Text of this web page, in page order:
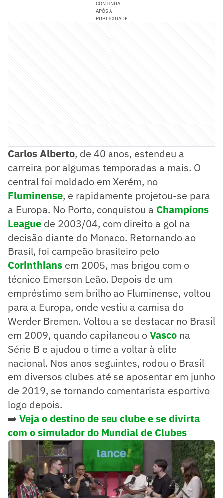
CONTINUA
APÓS A
PUBLICIDADE
Carlos Alberto, de 40 anos, estendeu a
carreira por algumas temporadas a mais. O
central foi moldado em Xerém, no
Fluminense, e rapidamente projetou-se para
a Europa. No Porto, conquistou a Champions
League de 2003/04, com direito a gol na
decisão diante do Monaco. Retornando ao
Brasil, foi campeão brasileiro pelo
Corinthians em 2005, mas brigou com o
técnico Emerson Leão. Depois de um
empréstimo sem brilho ao Fluminense, voltou
para a Europa, onde vestiu a camisa do
Werder Bremen. Voltou a se destacar no Brasil
em 2009, quando capitaneou oVasco na
Série B e ajudou o time a voltar à elite
nacional. Nos anos seguintes, rodou o Brasil
em diversos clubes até se aposentar em junho
de 2019, se tornando comentarista esportivo
logo depois.
➡️ Veja o destino de seu clube e se divirta
com o simulador do Mundial de Clubes